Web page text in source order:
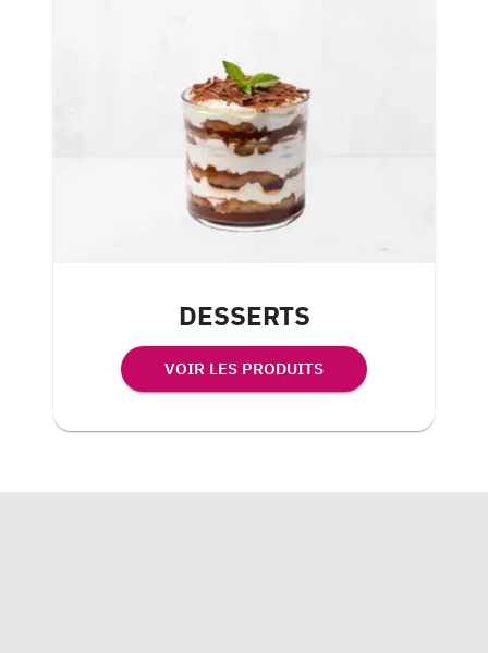
DESSERTS
VOIR LES PRODUITS